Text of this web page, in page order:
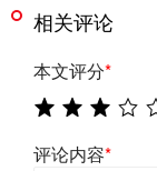
相关评论
本文评分*
评论内容*